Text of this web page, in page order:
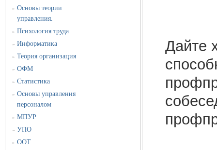
» Основы теории
управления.
» Психология труда
» Информатика
» Теория организация
» ОФМ
» Статистика
» Основы управления
персоналом
» МПУР
» УПО
» ООТ
Дайте